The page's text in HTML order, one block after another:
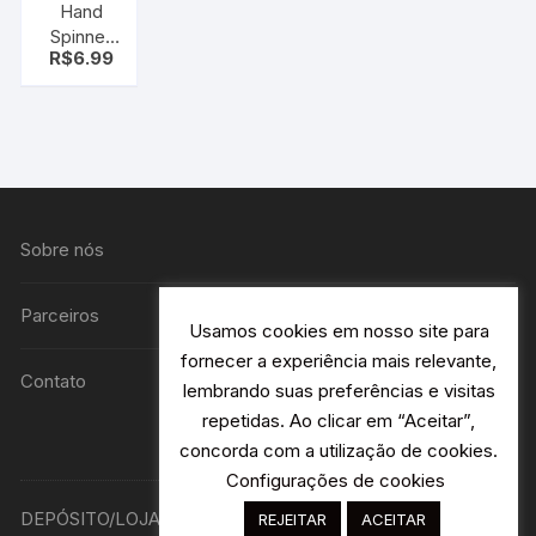
Hand
Spinner
de metal
arco-íris –
R$6.99
Sobre nós
Parceiros
Contato
DEPÓSITO/LOJA R. Avião Bandeirantes 115 H2- Jardim
Usamos cookies em nosso site para
fornecer a experiência mais relevante,
lembrando suas preferências e visitas
repetidas. Ao clicar em “Aceitar”,
concorda com a utilização de cookies.
Configurações de cookies
REJEITAR ACEITAR